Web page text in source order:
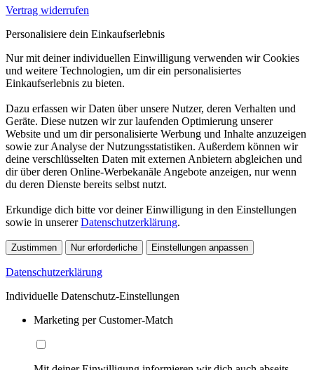
Vertrag widerrufen
Personalisiere dein Einkaufserlebnis
Nur mit deiner individuellen Einwilligung verwenden wir Cookies
und weitere Technologien, um dir ein personalisiertes
Einkaufserlebnis zu bieten.
Dazu erfassen wir Daten über unsere Nutzer, deren Verhalten und
Geräte. Diese nutzen wir zur laufenden Optimierung unserer
Website und um dir personalisierte Werbung und Inhalte anzuzeigen
sowie zur Analyse der Nutzungsstatistiken. Außerdem können wir
deine verschlüsselten Daten mit externen Anbietern abgleichen und
dir über deren Online-Werbekanäle Angebote anzeigen, nur wenn
du deren Dienste bereits selbst nutzt.
Erkundige dich bitte vor deiner Einwilligung in den Einstellungen
sowie in unsererDatenschutzerklärung.
Zustimmen Nur erforderliche Einstellungen anpassen
Datenschutzerklärung
Individuelle Datenschutz-Einstellungen
Marketing per Customer-Match